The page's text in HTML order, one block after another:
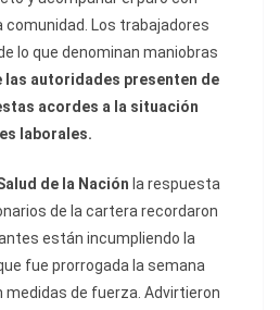
Los trabajadores
lo que denominan maniobras
las autoridades presenten de
acordes a la situación
laborales.
de la Nación la respuesta
de la cartera recordaron
están incumpliendo la
fue prorrogada la semana
medidas de fuerza. Advirtieron